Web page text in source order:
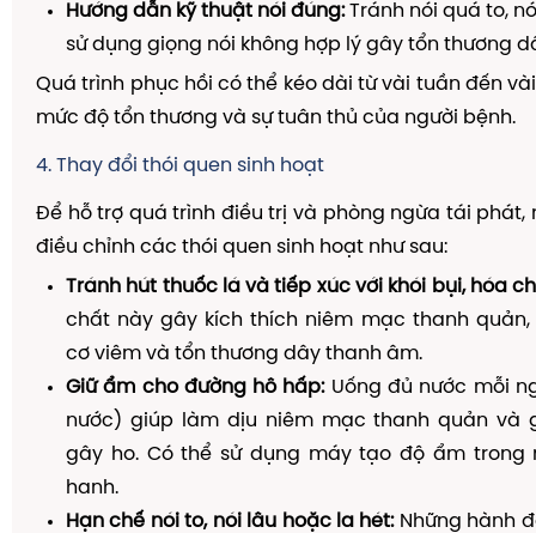
Hướng dẫn kỹ thuật nói đúng:Tránh nói quá to,
sử dụng giọng nói không hợp lý gây tổn thương
Quá trình phục hồi có thể kéo dài từ vài tuần đến
mức độ tổn thương và sự tuân thủ của người bệnh.
4. Thay đổi thói quen sinh hoạt
Để hỗ trợ quá trình điều trị và phòng ngừa tái phát,
điều chỉnh các thói quen sinh hoạt như sau:
Tránh hút thuốc lá và tiếp xúc với khói bụi, hóa
chất này gây kích thích niêm mạc thanh
cơ viêm và tổn thương dây thanh âm.
Giữ ẩm cho đường hô hấp:Uống đủ nước mỗi
nước) giúp làm dịu niêm mạc thanh quản và
gây ho. Có thể sử dụng máy tạo độ ẩm trong
hanh.
Hạn chế nói to, nói lâu hoặc la hét:Những hành